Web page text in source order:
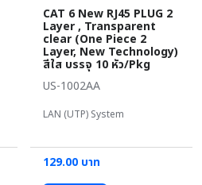
CAT 6 New RJ45 PLUG 2
Layer , Transparent
clear (One Piece 2
Layer, New Technology)
สีใส บรรจุ 10 หัว/Pkg
US-1002AA
LAN (UTP) System
129.00 บาท